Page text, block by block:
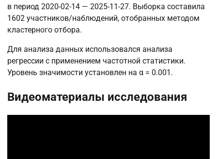
в период 2020-02-14 — 2025-11-27. Выборка составила
1602 участников/наблюдений, отобранных методом
кластерного отбора.
Для анализа данных использовался анализа
регрессии с применением частотной статистики.
Уровень значимости установлен на α = 0.001.
Видеоматериалы исследования